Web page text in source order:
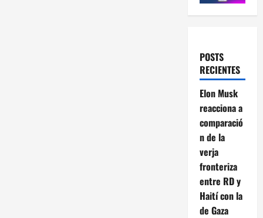
POSTS
RECIENTES
Elon Musk
reacciona a
comparació
n de la
verja
fronteriza
entre RD y
Haití con la
de Gaza